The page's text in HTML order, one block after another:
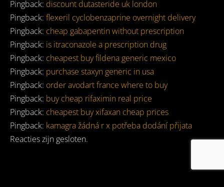
Pingback: discount dutasteride uk london
Pingback: flexeril cyclobenzaprine overnight delivery
Pingback: cheap gabapentin without prescription
Pingback: is itraconazole a prescription drug
Pingback: cheapest buy fildena generic mexico
Pingback: purchase staxyn generic in usa
Pingback: order avodart france where to buy
Pingback: buy cheap rifaximin real price
Pingback: cheapest buy xifaxan cheap prices
Pingback: kamagra žádná r x potřeba dodání přijata
Reacties zijn gesloten.